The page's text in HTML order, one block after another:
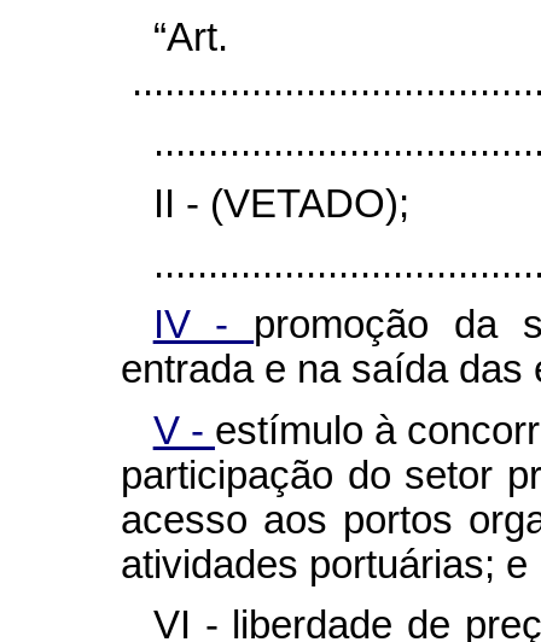
II - (VETADO);
IV - promoção da
entrada e na saída
V - estímulo à
participação do setor
acesso aos portos
atividades portuárias; e
VI - liberdade de